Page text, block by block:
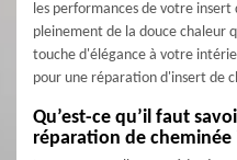
les performances de votre
pleinement de la douce chaleur
touche d'élégance à votre
pour une réparation d'insert de
Qu’est-ce qu’il faut
réparation de cheminée